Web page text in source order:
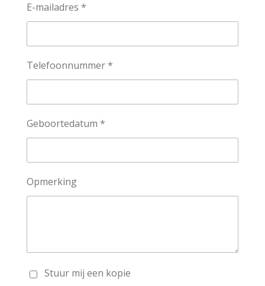
E-mailadres *
Telefoonnummer *
Geboortedatum *
Opmerking
Stuur mij een kopie